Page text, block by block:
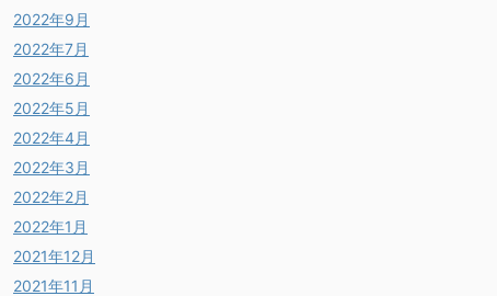
2022年9月
2022年7月
2022年6月
2022年5月
2022年4月
2022年3月
2022年2月
2022年1月
2021年12月
2021年11月